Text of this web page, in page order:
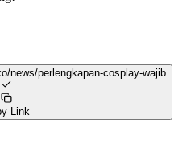
news/perlengkapan-cosplay-wajib
Link